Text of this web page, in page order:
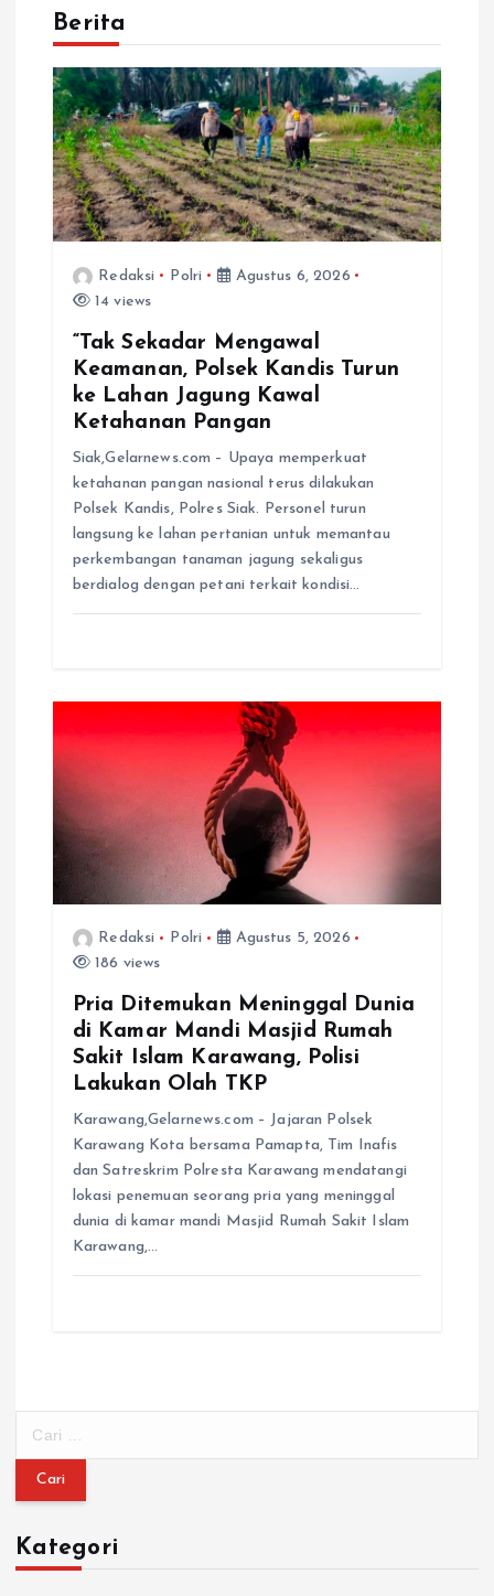
Berita
Redaksi Polri
Agustus 6, 2026
14 views
“Tak Sekadar Mengawal
Keamanan, Polsek Kandis Turun
ke Lahan Jagung Kawal
Ketahanan Pangan
Siak,Gelarnews.com – Upaya memperkuat
ketahanan pangan nasional terus dilakukan
Polsek Kandis, Polres Siak. Personel turun
langsung ke lahan pertanian untuk memantau
perkembangan tanaman jagung sekaligus
berdialog dengan petani terkait kondisi…
Redaksi Polri
Agustus 5, 2026
186 views
Pria Ditemukan Meninggal Dunia
di Kamar Mandi Masjid Rumah
Sakit Islam Karawang, Polisi
Lakukan Olah TKP
Karawang,Gelarnews.com – Jajaran Polsek
Karawang Kota bersama Pamapta, Tim Inafis
dan Satreskrim Polresta Karawang mendatangi
lokasi penemuan seorang pria yang meninggal
dunia di kamar mandi Masjid Rumah Sakit Islam
Karawang,…
i
n
t
Kategori